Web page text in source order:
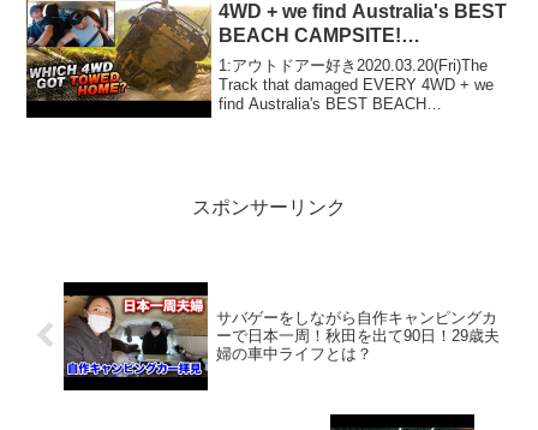
4WD + we find Australia's BEST
BEACH CAMPSITE!
Glasshouse Mountains 4×4
1:アウトドアー好き2020.03.20(Fri)The
Track that damaged EVERY 4WD + we
find Australia's BEST BEACH
スポンサーリンク
サバゲーをしながら自作キャンピングカ
ーで日本一周！秋田を出て90日！29歳夫
婦の車中ライフとは？